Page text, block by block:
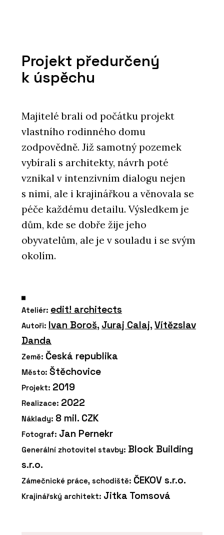
Projekt předurčený
k úspěchu
Majitelé brali od počátku projekt
vlastního rodinného domu
zodpovědně. Již samotný pozemek
vybírali s architekty, návrh poté
vznikal v intenzivním dialogu nejen
s nimi, ale i krajinářkou a věnovala se
péče každému detailu. Výsledkem je
dům, kde se dobře žije jeho
obyvatelům, ale je v souladu i se svým
okolím.
Ateliér: edit! architects
Autoři: Ivan Boroš, Juraj Calaj, Vítězslav
Danda
Země: Česká republika
Město: Štěchovice
Projekt: 2019
Realizace: 2022
Náklady: 8 mil. CZK
Fotograf: Jan Pernekr
Generální zhotovitel stavby: Block Building
s.r.o.
Zámečnické práce, schodiště: ČEKOV s.r.o.
Krajinářský architekt: Jitka Tomsová